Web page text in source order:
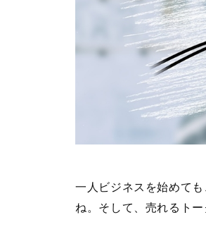
一人ビジネスを始めて
ね。そして、売れるト